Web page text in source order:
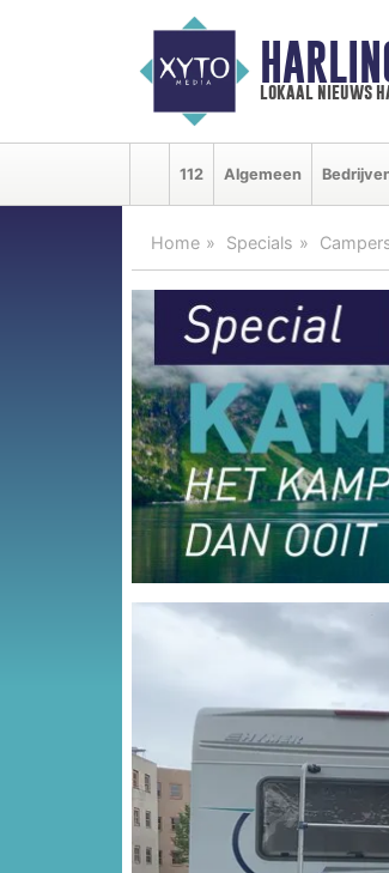
lokaal nieuws
112 Algemeen
Home Specials